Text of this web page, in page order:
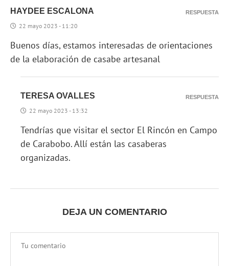
HAYDEE ESCALONA
22 mayo 2023 - 11:20
Buenos días, estamos interesadas de orientaciones
de la elaboración de casabe artesanal
RESPUESTA
TERESA OVALLES
22 mayo 2023 - 13:32
Tendrías que visitar el sector El Rincón en Campo
de Carabobo. Allí están las casaberas
organizadas.
RESPUESTA
DEJA UN COMENTARIO